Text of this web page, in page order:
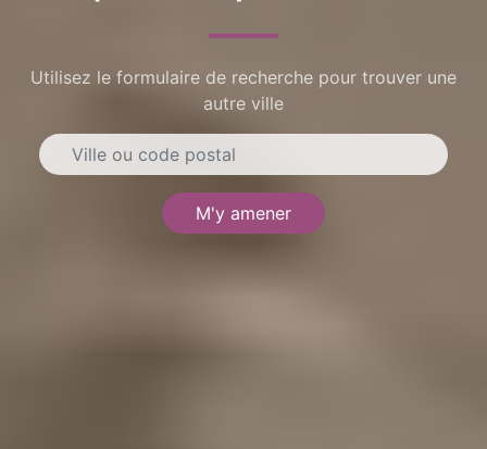
Utilisez le formulaire de recherche pour trouver une
autre ville
M'y amener